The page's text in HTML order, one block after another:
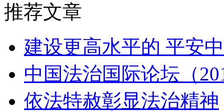
推荐文章
建设更高水平的 平安
中国法治国际论坛（
依法特赦彰显法治精神